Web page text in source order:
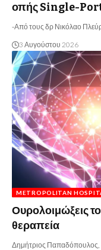
οπής Single-
-Από τους δρ Νικόλαο
3 Αυγούστου 2026
METROPOLITAN
Ουρολοιμώξεις
θεραπεία
Δημήτριος